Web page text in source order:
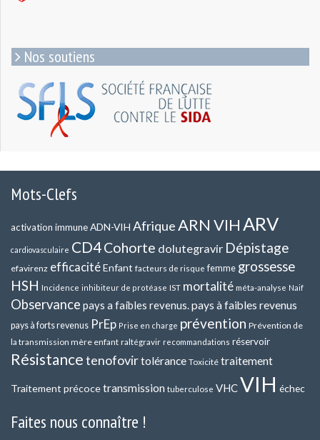
Nos soutiens
Mots-Clefs
activation immuneADN-VIH AfriqueARN VIHARV
cardiovasculaire CD4Cohorte dolutegravir Dépistage
efavirenz efficacitéEnfant facteurs de risque femme grossesse
HSH Incidence inhibiteur de protéase IST mortalité méta-analyse Naif
Observance pays a faibles revenus.pays à faibles revenus
pays à forts revenus PrEp Prise en charge prévention Prévention de
la transmission mère enfant raltégravir recommandations réservoir
Résistancetenofovirtolérance Toxicité traitement
Traitement précocetransmission tuberculose VHCVIH échec
Faites nous connaître !